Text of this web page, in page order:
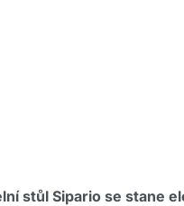
stůl Sipario se stane